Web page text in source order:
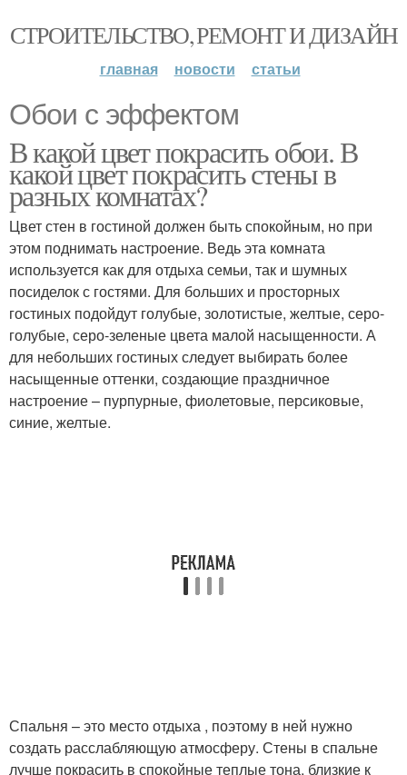
СТРОИТЕЛЬСТВО, РЕМОНТ И ДИЗАЙН
главная новости статьи
Обои с эффектом
В какой цвет покрасить обои. В
какой цвет покрасить стены в
разных комнатах?
Цвет стен в гостиной должен быть спокойным, но при
этом поднимать настроение. Ведь эта комната
используется как для отдыха семьи, так и шумных
посиделок с гостями. Для больших и просторных
гостиных подойдут голубые, золотистые, желтые, серо-
голубые, серо-зеленые цвета малой насыщенности. А
для небольших гостиных следует выбирать более
насыщенные оттенки, создающие праздничное
настроение – пурпурные, фиолетовые, персиковые,
синие, желтые.
Спальня – это место отдыха , поэтому в ней нужно
создать расслабляющую атмосферу. Стены в спальне
лучше покрасить в спокойные теплые тона, близкие к